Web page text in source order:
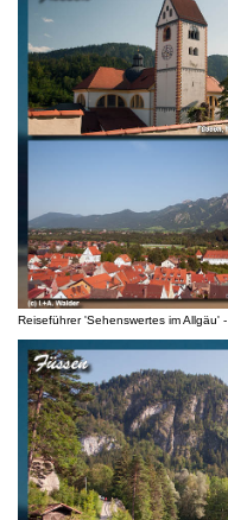
Reiseführer 'Sehenswertes im Allgäu'